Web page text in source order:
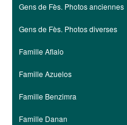
Gens de Fès. Photos anciennes
Gens de Fès. Photos diverses
Famille Aflalo
Famille Azuelos
Famille Benzimra
Famille Danan